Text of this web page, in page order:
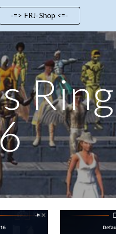
-=> FRJ-Shop <=-
Ring